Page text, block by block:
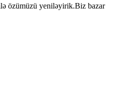
özümüzü yeniləyirik.Biz bazar